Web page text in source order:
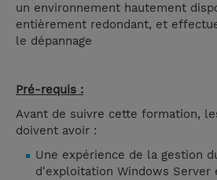
un environnement hautement
entièrement redondant, et
le dépannage
Pré-requis :
Avant de suivre cette formation,
doivent avoir :
Une expérience de la gestion
d'exploitation Windows Server